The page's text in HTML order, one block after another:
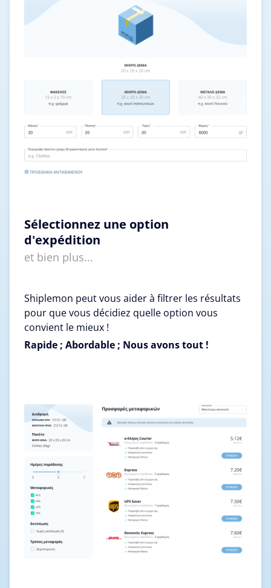
Sélectionnez une option
d'expédition
et bien plus...
Shiplemon peut vous aider à filtrer les résultats
pour que vous décidiez quelle option vous
convient le mieux !
Rapide ; Abordable ; Nous avons tout !